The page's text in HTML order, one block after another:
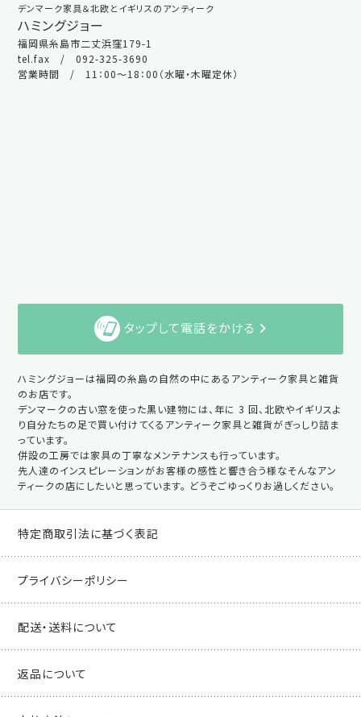
デンマーク家具＆北欧とイギリスのアンティーク
ハミングジョー
福岡県糸島市二丈浜窪179-1
tel.fax / 092-325-3690
営業時間 / 11：00～18：00（水曜・木曜定休）
タップして電話をかける
ハミングジョーは福岡の糸島の自然の中にあるアンティーク家具と雑貨
のお店です。
デンマークの古い窓を使った黒い建物には、年に 3 回、北欧やイギリスよ
り自分たちの足で買い付けてくるアンティーク家具と雑貨がぎっしり詰ま
っています。
併設の工房では家具の丁寧なメンテナンスも行っています。
先人達のインスピレーションがお客様の感性と響き合う様なそんなアン
ティークの店にしたいと思っています。 どうぞごゆっくりお過しください。
特定商取引法に基づく表記
プライバシーポリシー
配送・送料について
返品について